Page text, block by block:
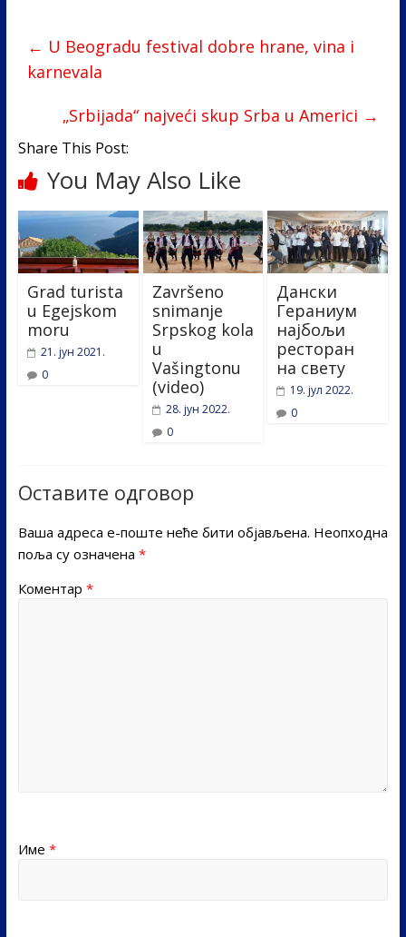
b
o
k
er e
dI
e
← U Beogradu festival dobre hrane, vina i
karnevala
„Srbijada“ najveći skup Srba u Americi →
Share This Post:
You May Also Like
Grad turista
u Egejskom
moru
21. јун 2021.
0
Završeno
snimanje
Srpskog kola
u
Vašingtonu
(video)
28. јун 2022.
0
Дански
Гераниум
најбољи
ресторан
на свету
19. јул 2022.
0
Оставите одговор
Ваша адреса е-поште неће бити објављена. Неопходна
поља су означена *
Коментар *
Име *